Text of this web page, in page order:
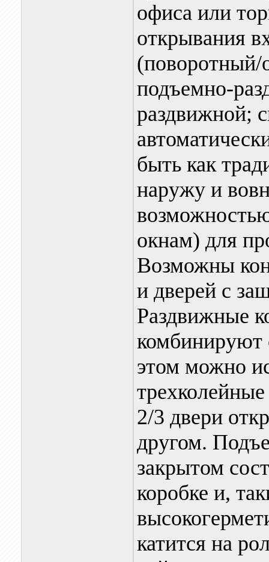
офиса или
открывания
(поворотный/
подъемно-
раздвижной;
быть как
наружу и
окнам) для
Возможны
и дверей с
Раздвижные
комбинируют
этом можно
2/3 двери
другом.
закрытом
коробке и,
катится на